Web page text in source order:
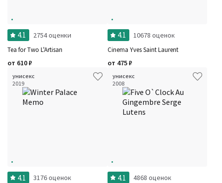
4.1 2754 оценки
Tea for Two L'Artisan
от 610₽
4.1 10678 оценок
Cinema Yves Saint Laurent
от 475₽
унисекс
2019
4.1 3176 оценок
унисекс
2008
4.1 4868 оценок